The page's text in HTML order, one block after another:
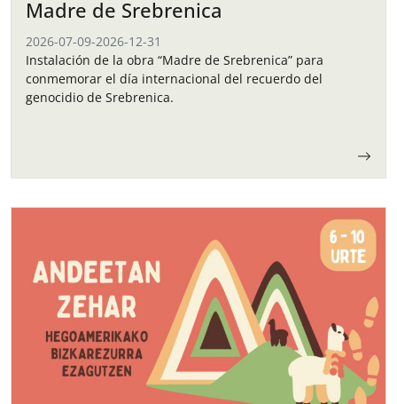
Madre de Srebrenica
2026-07-09-2026-12-31
Instalación de la obra “Madre de Srebrenica” para
conmemorar el día internacional del recuerdo del
genocidio de Srebrenica.